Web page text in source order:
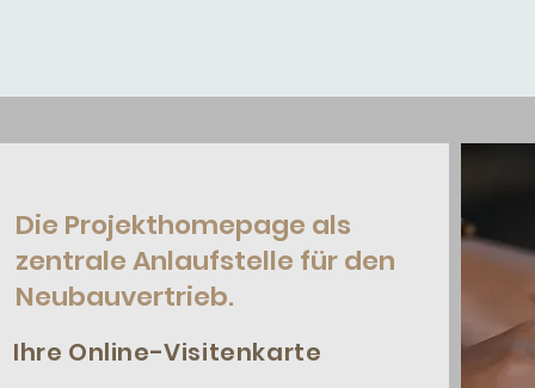
Die Projekthomepage als
zentrale Anlaufstelle für den
Neubauvertrieb.
Ihre Online-Visitenkarte